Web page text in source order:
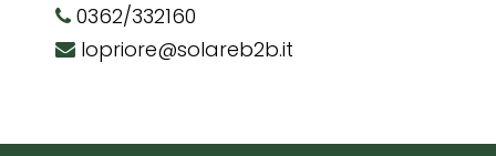
0362/332160
lopriore@solareb2b.it